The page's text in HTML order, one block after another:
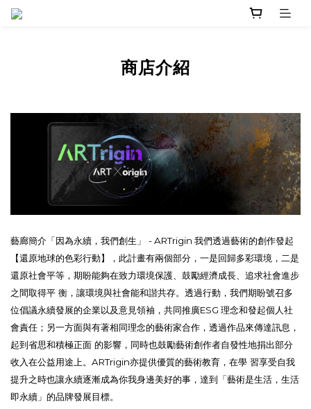
商店介紹
藝廊簡介「因為永續，我們創生」 - ARTrigin 我們透過藝術的創作發起
【還原地球的色彩行動】，此計畫有兩個部分，一是回歸多彩環境，二是
還原社會平等，期盼能夠在致力環境保護、鼓勵經濟成長、追求社會進步
之間取得平 衡，讓環境與社會能和諧共存。透過行動，我們期盼號召多
位倡議永續發展的企業以及意見領袖，共同推廣ESG 理念和發起個人社
會責任；另一方面與有著相同理念的藝術家合作，透過作品來傳達訊息，
起到省思和積極正面 的影響，同時也鼓勵藝術創作者自發性地捐出部分
收入在公益用途上。 ARTrigin亦提供優質的藝術教育，在學 習享受自我
提升之時也讓永續逐漸成為你我身邊美好的事，達到「藝術是生活，生活
即永續」的品牌發展目標。